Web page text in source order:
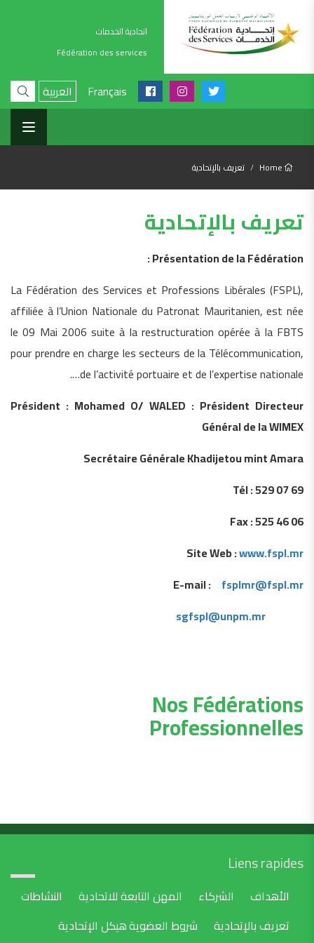
اتحادية الخدمات
Fédération des services
Français العربية
Home تعريف بالإتحادية
تعريف بالإتحادية
Présentation de la Fédération :
La Fédération des Services et Professions Libérales (FSPL),
affiliée à l’Union Nationale du Patronat Mauritanien, est née
le 09 Mai 2006 suite à la restructuration opérée à la FBTS
pour prendre en charge les secteurs de la Télécommunication,
de l’activité portuaire et de l’expertise nationale….
Président : Mohamed O/ WALED : Président Directeur
Général de la WIMEX
Secrétaire Générale Khadijetou mint Amara
Tél : 529 07 69
Fax : 525 46 06
Site Web :www.fspl.mr
E-mail : fsplmr@fspl.mr
sgfspl@unpm.mr
Nos Fédérations
Professionnelles
Liens rapides
الأهداف الشركاء المهن التابعة للاتحادية
النشاطات
تعريف بالإتحادية
شروط العضويةهيكل الإتحادية